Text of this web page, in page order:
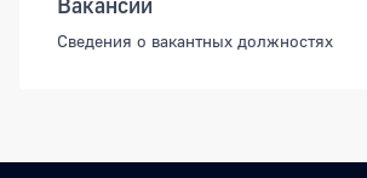
Сведения о вакантных должностях